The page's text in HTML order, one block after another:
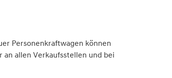
Personenkraftwagen können
allen Verkaufsstellen und bei